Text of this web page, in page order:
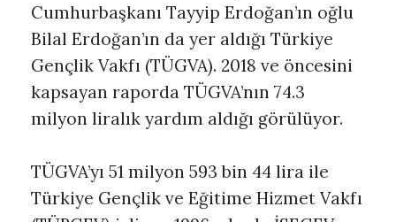
Cumhurbaşkanı Tayyip Erdoğan’ın oğlu
Bilal Erdoğan’ın da yer aldığı Türkiye
Gençlik Vakfı (TÜGVA). 2018 ve öncesini
kapsayan raporda TÜGVA’nın 74.3
milyon liralık yardım aldığı görülüyor.
TÜGVA’yı 51 milyon 593 bin 44 lira ile
Türkiye Gençlik ve Eğitime Hizmet Vakfı